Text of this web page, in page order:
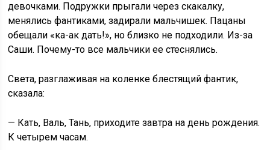
девочками. Подружки прыгали через скакалку,
менялись фантиками, задирали мальчишек. Пацаны
обещали «ка-ак дать!», но близко не подходили. Из-за
Саши. Почему-то все мальчики ее стеснялись.
Света, разглаживая на коленке блестящий фантик,
сказала:
— Кать, Валь, Тань, приходите завтра на день рождения.
К четырем часам.